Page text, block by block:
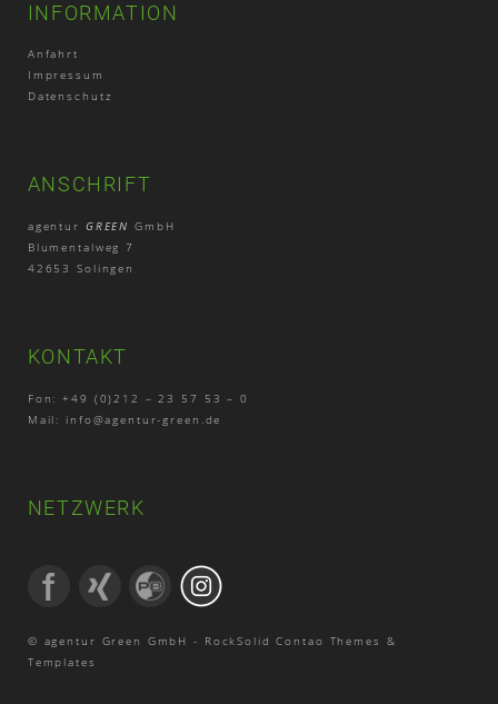
INFORMATION
Anfahrt
Impressum
Datenschutz
ANSCHRIFT
agentur GREEN GmbH
Blumentalweg 7
42653 Solingen
KONTAKT
Fon: +49 (0)212 – 23 57 53 – 0
Mail: info@agentur-green.de
NETZWERK
© agentur Green GmbH - RockSolid Contao Themes &
Templates